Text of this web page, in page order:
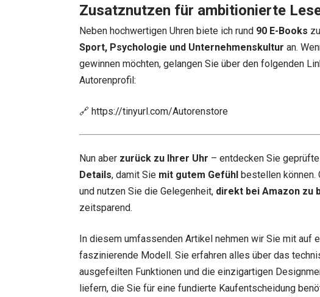
Zusatznutzen für ambitionierte
Neben hochwertigen Uhren biete ich rund 90 E-Books
Sport, Psychologie und Unternehmenskultur an.
gewinnen möchten, gelangen Sie über den folgenden
Autorenprofil:
🔗 https://tinyurl.com/Autorenstore
Nun aber zurück zu Ihrer Uhr – entdecken Sie
Details, damit Sie mit gutem Gefühl bestellen können.
und nutzen Sie die Gelegenheit, direkt bei Amazon zu
zeitsparend.
In diesem umfassenden Artikel nehmen wir Sie mit auf
faszinierende Modell. Sie erfahren alles über das
ausgefeilten Funktionen und die einzigartigen
liefern, die Sie für eine fundierte Kaufentscheidung